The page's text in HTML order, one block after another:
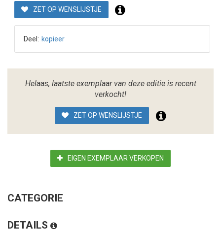
ZET OP WENSLIJSTJE
Deel: kopieer
Helaas, laatste exemplaar van deze editie is recent
verkocht!
ZET OP WENSLIJSTJE
EIGEN EXEMPLAAR VERKOPEN
CATEGORIE
DETAILS